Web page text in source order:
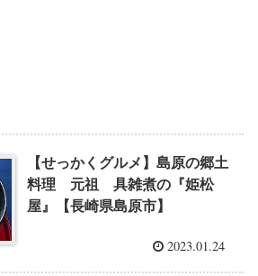
【せっかくグルメ】島原の郷土
料理 元祖 具雑煮の『姫松
屋』【長崎県島原市】
2023.01.24